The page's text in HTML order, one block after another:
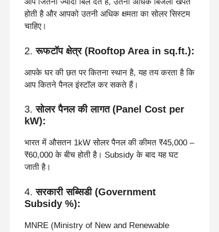
होती है और आपको उतनी अधिक क्षमता का सोलर सिस्टम
चाहिए।
2.रूफटॉप क्षेत्र (Rooftop Area in sq.ft.):
आपके घर की छत पर कितना स्थान है, यह तय करता है कि
आप कितने पैनल इंस्टॉल कर सकते हैं।
3.सोलर पैनल की लागत (Panel Cost per
kW):
भारत में औसतन 1kW सोलर पैनल की कीमत ₹45,000 –
₹60,000 के बीच होती है। Subsidy के बाद यह घट
जाती है।
4.सरकारी सब्सिडी (Government
Subsidy %):
MNRE (Ministry of New and Renewable